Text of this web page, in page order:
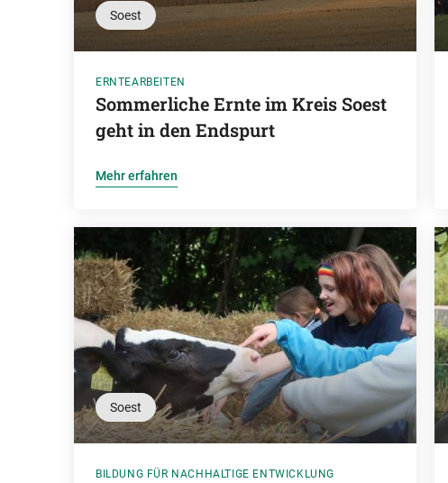
Soest
ERNTEARBEITEN
Sommerliche Ernte im Kreis Soest
geht in den Endspurt
Mehr erfahren
Soest
BILDUNG FÜR NACHHALTIGE ENTWICKLUNG